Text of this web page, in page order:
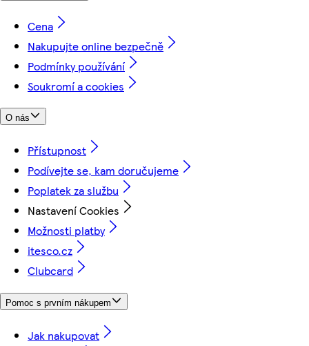
Cena
Nakupujte online bezpečně
Podmínky používání
Soukromí a cookies
O nás
Přístupnost
Podívejte se, kam doručujeme
Poplatek za službu
Nastavení Cookies
Možnosti platby
itesco.cz
Clubcard
Pomoc s prvním nákupem
Jak nakupovat